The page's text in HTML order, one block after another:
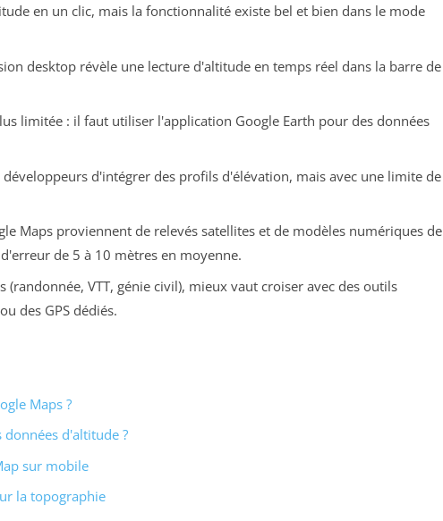
en un clic, mais la fonctionnalité existe bel et bien dans le mode
desktop révèle une lecture d'altitude en temps réel dans la barre de
limitée : il faut utiliser l'application Google Earth pour des données
développeurs d'intégrer des profils d'élévation, mais avec une limite de
Maps proviennent de relevés satellites et de modèles numériques de
de 5 à 10 mètres en moyenne.
(randonnée, VTT, génie civil), mieux vaut croiser avec des outils
des GPS dédiés.
Maps ?
d'altitude ?
sur mobile
la topographie